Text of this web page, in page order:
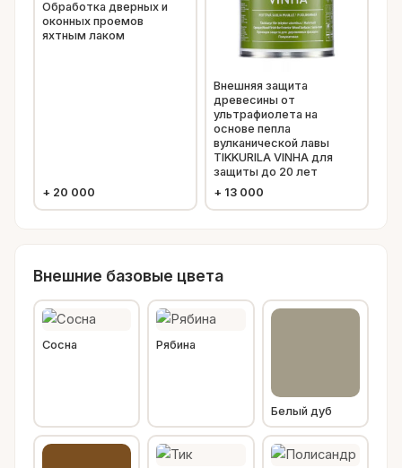
Обработка дверных и
оконных проемов
яхтным лаком
+ 20 000
Внешняя защита
древесины от
ультрафиолета на
основе пепла
вулканической лавы
TIKKURILA VINHA для
защиты до 20 лет
+ 13 000
Внешние базовые цвета
Сосна Рябина
Белый дуб